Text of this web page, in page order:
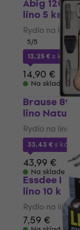
Abig
lino 5 ks
Rydlo na
5/5
13,25 € s kódom
14,90 €
Na sklade
Brause
lino Natural
Rydlo na linoryt
33,43 € s
43,99 €
Na sklade
Essdee
lino 10 ks
Rydlo na
7,59 €